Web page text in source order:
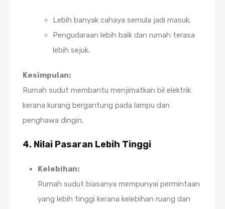
Lebih banyak cahaya semula jadi masuk.
Pengudaraan lebih baik dan rumah terasa
lebih sejuk.
Kesimpulan:
Rumah sudut membantu menjimatkan bil elektrik
kerana kurang bergantung pada lampu dan
penghawa dingin.
4. Nilai Pasaran Lebih Tinggi
Kelebihan:
Rumah sudut biasanya mempunyai permintaan
yang lebih tinggi kerana kelebihan ruang dan